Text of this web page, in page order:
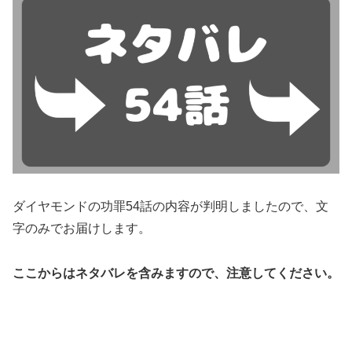
ダイヤモンドの功罪54話の内容が判明しましたので、文
字のみでお届けします。
ここからはネタバレを含みますので、注意してください。